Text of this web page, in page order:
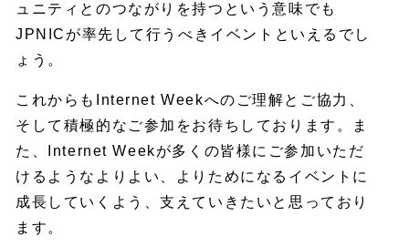
ュニティとのつながりを持つという意味でも
JPNICが率先して行うべきイベントといえるでし
ょう。
これからもInternet Weekへのご理解とご協力、
そして積極的なご参加をお待ちしております。ま
た、Internet Weekが多くの皆様にご参加いただ
けるようなよりよい、よりためになるイベントに
成長していくよう、支えていきたいと思っており
ます。